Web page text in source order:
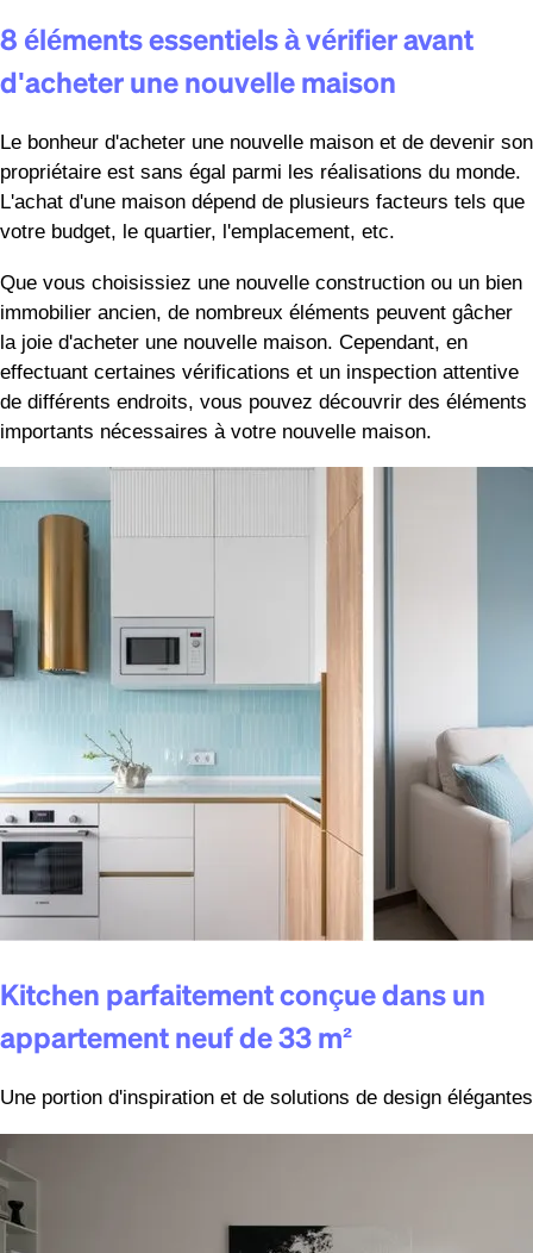
8 éléments essentiels à vérifier avant
d'acheter une nouvelle maison
Le bonheur d'acheter une nouvelle maison et de devenir son
propriétaire est sans égal parmi les réalisations du monde.
L'achat d'une maison dépend de plusieurs facteurs tels que
votre budget, le quartier, l'emplacement, etc.
Que vous choisissiez une nouvelle construction ou un bien
immobilier ancien, de nombreux éléments peuvent gâcher
la joie d'acheter une nouvelle maison. Cependant, en
effectuant certaines vérifications et un inspection attentive
de différents endroits, vous pouvez découvrir des éléments
importants nécessaires à votre nouvelle maison.
Kitchen parfaitement conçue dans un
appartement neuf de 33 m²
Une portion d'inspiration et de solutions de design élégantes